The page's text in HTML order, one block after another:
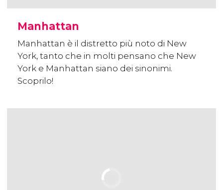
Manhattan
Manhattan è il distretto più noto di New
York, tanto che in molti pensano che New
York e Manhattan siano dei sinonimi.
Scoprilo!